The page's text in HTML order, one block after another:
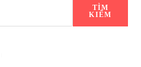
TÌM
KIẾM